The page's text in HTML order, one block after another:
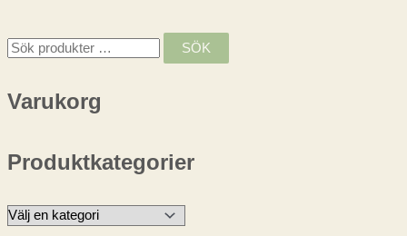
S
k
e
r
SÖK
Varukorg
Produktkategorier